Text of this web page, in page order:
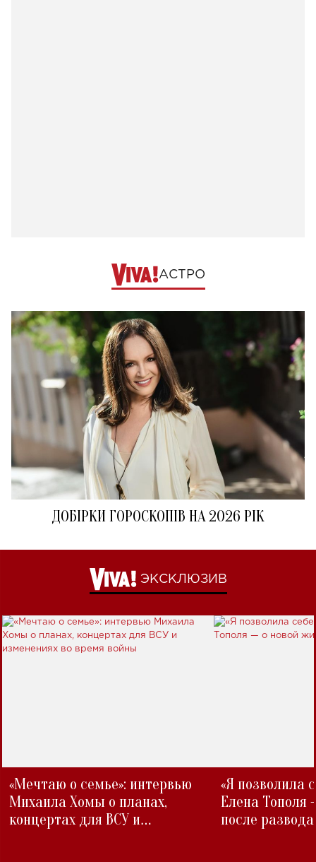
АСТРО
ДОБІРКИ ГОРОСКОПІВ НА 2026 РІК
ЭКСКЛЮЗИВ
«Мечтаю о семье»: интервью
Михаила Хомы о планах,
концертах для ВСУ и
«Я позволила
Елена Тополя
после развода